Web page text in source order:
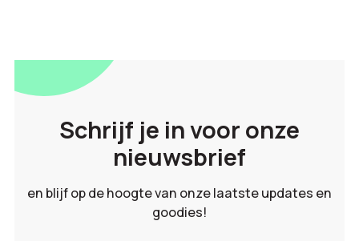
Schrijf je in voor onze
nieuwsbrief
en blijf op de hoogte van onze laatste updates en
goodies!